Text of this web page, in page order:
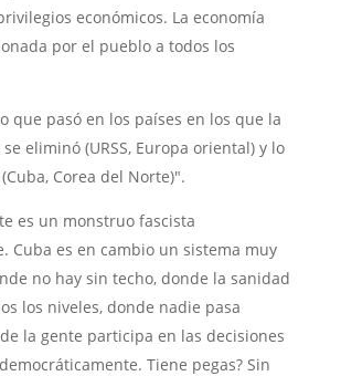
económicos. La economía
por el pueblo a todos los
que pasó en los países en los que la
eliminó (URSS, Europa oriental) y lo
Corea del Norte)".
es un monstruo fascista
Cuba es en cambio un sistema muy
no hay sin techo, donde la sanidad
los niveles, donde nadie pasa
la gente participa en las decisiones
Tiene pegas? Sin